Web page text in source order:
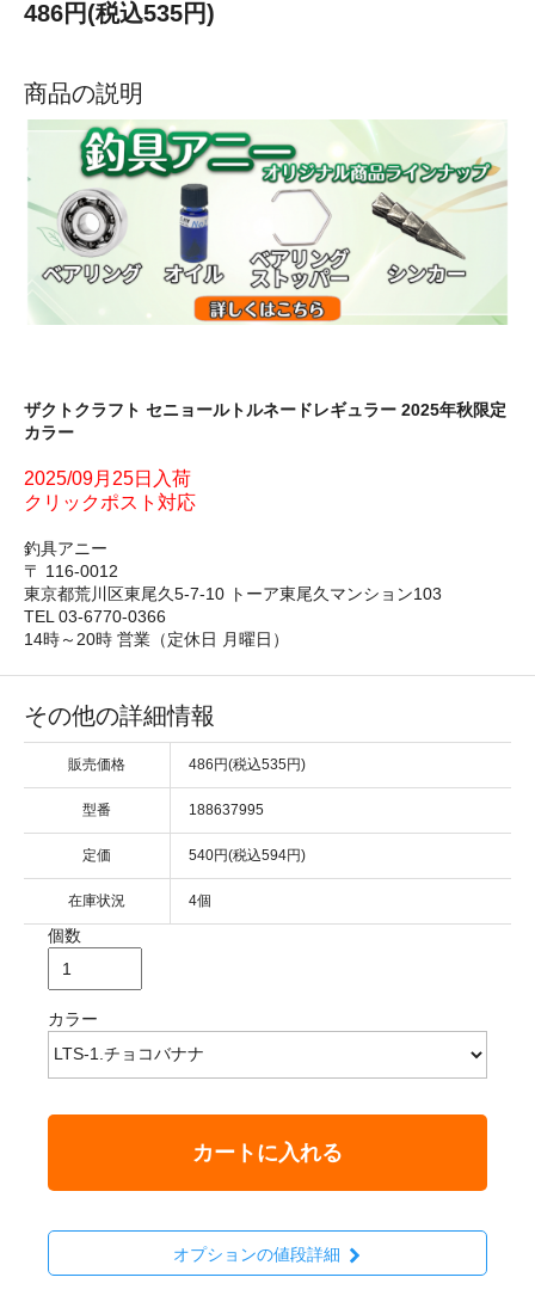
486円(税込535円)
商品の説明
ザクトクラフト セニョールトルネードレギュラー 2025年秋限定
カラー
2025/09月25日入荷
クリックポスト対応
釣具アニー
〒 116-0012
東京都荒川区東尾久5-7-10 トーア東尾久マンション103
TEL 03-6770-0366
14時～20時 営業（定休日 月曜日）
その他の詳細情報
販売価格 486円(税込535円)
型番 188637995
定価 540円(税込594円)
在庫状況 4個
個数
カラー
カートに入れる
オプションの値段詳細